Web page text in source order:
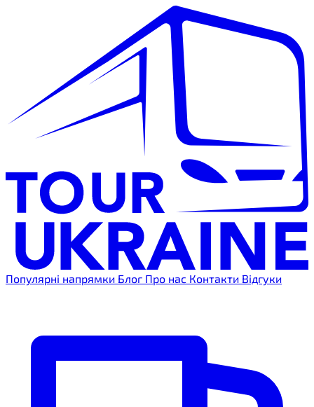
Популярні напрямки Блог Про нас Контакти Відгуки